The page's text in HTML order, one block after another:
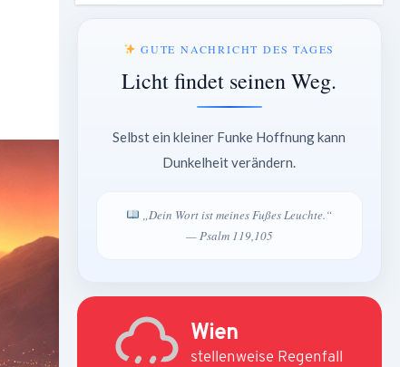
GUTE NACHRICHT DES TAGES
Licht findet seinen Weg.
Selbst ein kleiner Funke Hoffnung kann
Dunkelheit verändern.
„Dein Wort ist meines Fußes Leuchte.“
— Psalm 119,105
Wien
stellenweise Regenfall